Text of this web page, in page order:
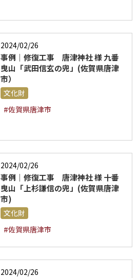
2024/02/26
事例｜修復工事 唐津神社 様 九番
曳山「武田信玄の兜」(佐賀県唐津
市）
文化財
#佐賀県唐津市
2024/02/26
事例｜修復工事 唐津神社 様 十番
曳山「上杉謙信の兜」(佐賀県唐津
市)
文化財
#佐賀県唐津市
2024/02/26